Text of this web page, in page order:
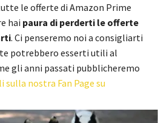
le offerte di Amazon Prime
hai paura di perderti le offerte
. Ci penseremo noi a consigliarti
potrebbero esserti utili al
gli anni passati pubblicheremo
nostra Fan Page su